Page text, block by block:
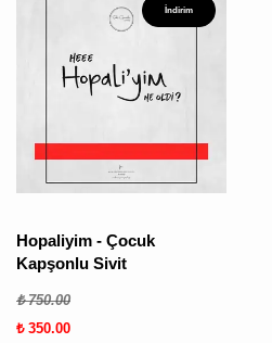
İndirim
Hopaliyim - Çocuk
Kapşonlu Sivit
₺ 750.00
₺ 350.00